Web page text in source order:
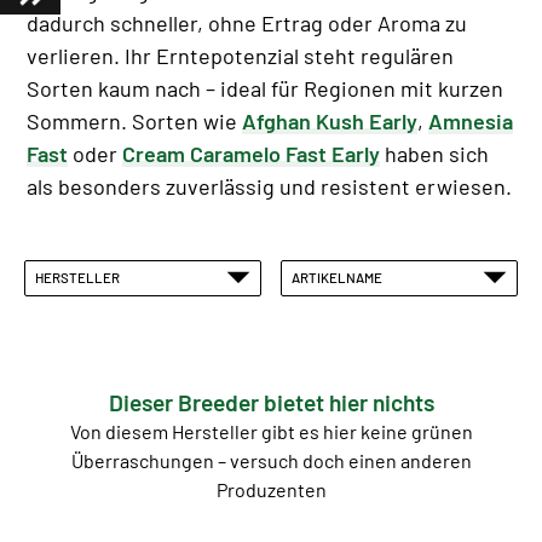
dadurch schneller, ohne Ertrag oder Aroma zu
verlieren. Ihr Erntepotenzial steht regulären
Sorten kaum nach – ideal für Regionen mit kurzen
Sommern. Sorten wie Afghan Kush Early, Amnesia
Fast oder Cream Caramelo Fast Early haben sich
als besonders zuverlässig und resistent erwiesen.
HERSTELLER ARTIKELNAME
Dieser Breeder bietet hier nichts
Von diesem Hersteller gibt es hier keine grünen
Überraschungen – versuch doch einen anderen
Produzenten